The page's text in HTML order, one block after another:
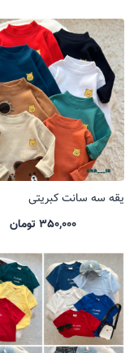
یقه سه سانت کبریتی
350,000 تومان